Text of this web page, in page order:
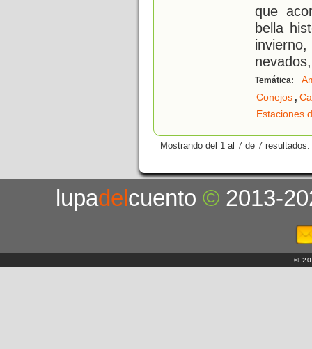
que
bella
Temática:
Conejos,
Estaciones
Mostrando del 1 al 7 de 7 resultados.
lupadelcuento© 2013-
©